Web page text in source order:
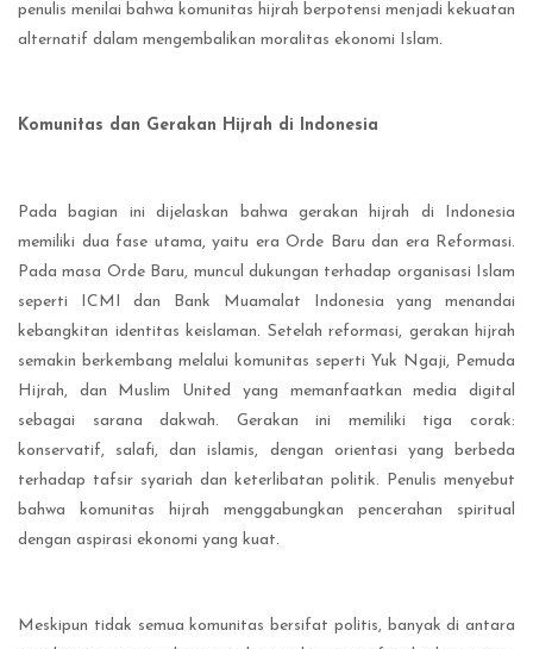
penulis menilai bahwa komunitas hijrah berpotensi menjadi kekuatan
alternatif dalam mengembalikan moralitas ekonomi Islam.
Komunitas dan Gerakan Hijrah di Indonesia
Pada bagian ini dijelaskan bahwa gerakan hijrah di Indonesia
memiliki dua fase utama, yaitu era Orde Baru dan era Reformasi.
Pada masa Orde Baru, muncul dukungan terhadap organisasi Islam
seperti ICMI dan Bank Muamalat Indonesia yang menandai
kebangkitan identitas keislaman. Setelah reformasi, gerakan hijrah
semakin berkembang melalui komunitas seperti Yuk Ngaji, Pemuda
Hijrah, dan Muslim United yang memanfaatkan media digital
sebagai sarana dakwah. Gerakan ini memiliki tiga corak:
konservatif, salafi, dan islamis, dengan orientasi yang berbeda
terhadap tafsir syariah dan keterlibatan politik. Penulis menyebut
bahwa komunitas hijrah menggabungkan pencerahan spiritual
dengan aspirasi ekonomi yang kuat.
Meskipun tidak semua komunitas bersifat politis, banyak di antara